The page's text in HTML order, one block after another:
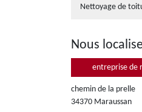
Nettoyage de
Nous
entreprise de
chemin de la prelle
34370 Maraussan